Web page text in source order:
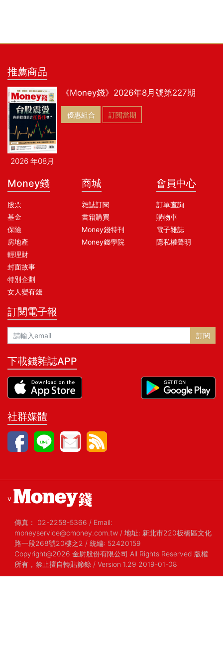
推薦商品
2026 年08月
《Money錢》2026年8月號第227期
優惠組合 訂閱當期
Money錢
股票
基金
保險
房地產
輕理財
封面故事
特別企劃
女人變有錢
商城
雜誌訂閱
書籍購買
Money錢特刊
Money錢學院
會員中心
訂單查詢
購物車
電子雜誌
隱私權聲明
訂閱電子報
訂閱
下載錢雜誌APP
社群媒體
v
傳真： 02-2258-5366 / Email:
moneyservice@cmoney.com.tw / 地址: 新北市220板橋區文化
路一段268號20樓之2 / 統編: 52420159
Copyright@2026 金尉股份有限公司 All Rights Reserved 版權
所有，禁止擅自轉貼節錄 / Version 1.29 2019-01-08